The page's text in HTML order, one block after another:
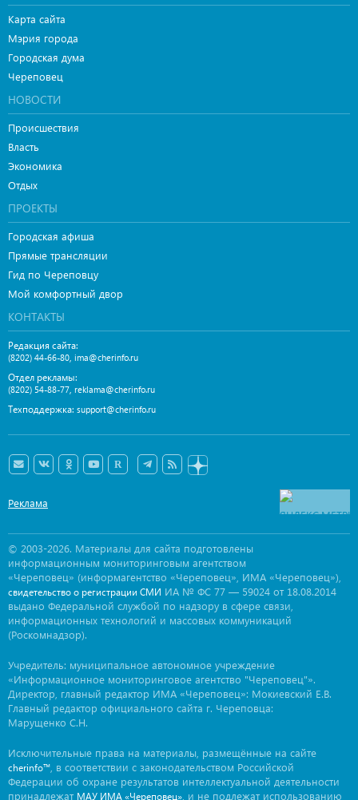
Карта сайта
Мэрия города
Городская дума
Череповец
НОВОСТИ
Происшествия
Власть
Экономика
Отдых
ПРОЕКТЫ
Городская афиша
Прямые трансляции
Гид по Череповцу
Мой комфортный двор
КОНТАКТЫ
Редакция сайта:
(8202) 44-66-80, ima@cherinfo.ru
Отдел рекламы:
(8202) 54-88-77, reklama@cherinfo.ru
Техподдержка: support@cherinfo.ru
Реклама
© 2003-2026. Материалы для сайта подготовлены
информационным мониторинговым агентством
«Череповец» (информагентство «Череповец», ИМА «Череповец»),
свидетельство о регистрации СМИ ИА № ФС 77 — 59024 от 18.08.2014
выдано Федеральной службой по надзору в сфере связи,
информационных технологий и массовых коммуникаций
(Роскомнадзор).
Учредитель: муниципальное автономное учреждение
«Информационное мониторинговое агентство "Череповец"».
Директор, главный редактор ИМА «Череповец»: Мокиевский Е.В.
Главный редактор официального сайта г. Череповца:
Марущенко С.Н.
Исключительные права на материалы, размещённые на сайте
cherinfo™ , в соответствии с законодательством Российской
Федерации об охране результатов интеллектуальной деятельности
принадлежат МАУ ИМА «Череповец» , и не подлежат использованию